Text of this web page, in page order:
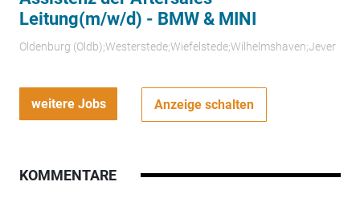
Leitung(m/w/d) - BMW & MINI
Oldenburg (Oldb);Westerstede;Wiefelstede;Wilhelmshaven;Jever
weitere Jobs Anzeige schalten
KOMMENTARE